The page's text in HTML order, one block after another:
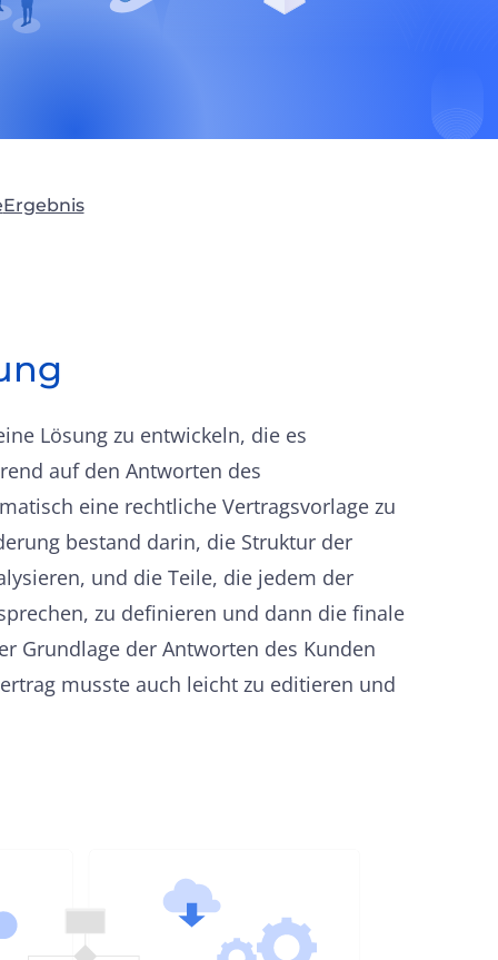
Ergebnis
Lösung zu entwickeln, die es
auf den Antworten des
eine rechtliche Vertragsvorlage zu
bestand darin, die Struktur der
und die Teile, die jedem der
zu definieren und dann die finale
Grundlage der Antworten des Kunden
musste auch leicht zu editieren und